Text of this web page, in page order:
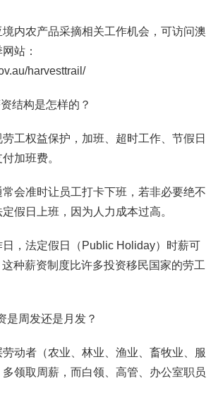
内农产品采摘相关工作机会，可访问澳
站：
harvesttrail/
结构是怎样的？
工权益保护，加班、超时工作、节假日
加班费。
会准时让员工打卡下班，若非必要绝不
假日上班，因为人力成本过高。
日，法定假日（Public Holiday）时薪可
种薪资制度比许多投资移民国家的劳工
是周发还是月发？
动者（农业、林业、渔业、畜牧业、服
领取周薪，而白领、高管、办公室职员